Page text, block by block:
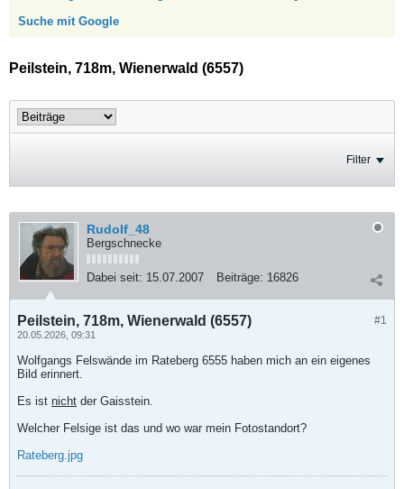
Suche mit Google
Peilstein, 718m, Wienerwald (6557)
Filter
Rudolf_48
Bergschnecke
Dabei seit: 15.07.2007 Beiträge: 16826
#1
Peilstein, 718m, Wienerwald (6557)
20.05.2026, 09:31
Wolfgangs Felswände im Rateberg 6555 haben mich an ein eigenes
Bild erinnert.
Es ist nicht der Gaisstein.
Welcher Felsige ist das und wo war mein Fotostandort?
Rateberg.jpg